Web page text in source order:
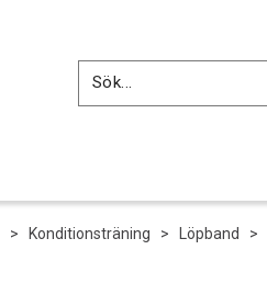
> Konditionsträning > Löpband >